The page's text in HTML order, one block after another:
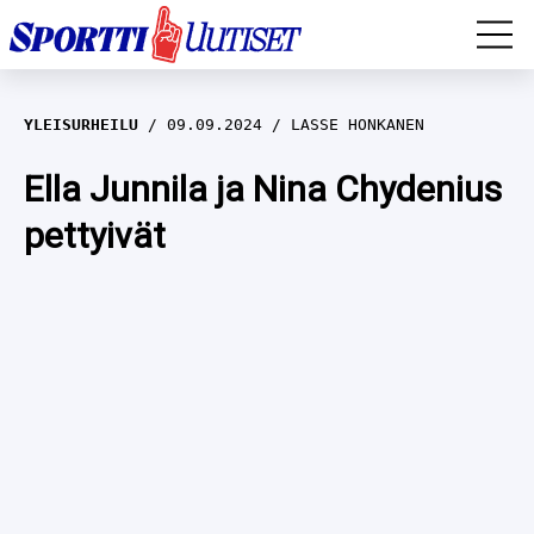
EM-YLEISURHEILU
JÄÄKIEKKO
YLEISURHEILU
YLEISURHEILU 09.09.2024 LASSE HONKANEN
Ella Junnila ja Nina Chydenius
pettyivät